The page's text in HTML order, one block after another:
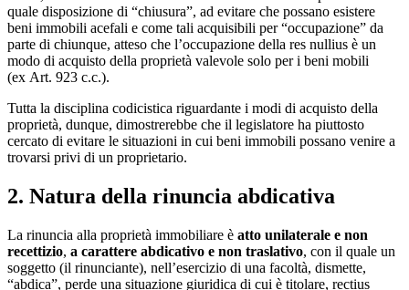
quale disposizione di “chiusura”, ad evitare che possano esistere
beni immobili acefali e come tali acquisibili per “occupazione” da
parte di chiunque, atteso che l’occupazione della res nullius è un
modo di acquisto della proprietà valevole solo per i beni mobili
(ex Art. 923 c.c.).
Tutta la disciplina codicistica riguardante i modi di acquisto della
proprietà, dunque, dimostrerebbe che il legislatore ha piuttosto
cercato di evitare le situazioni in cui beni immobili possano venire a
trovarsi privi di un proprietario.
2. Natura della rinuncia abdicativa
La rinuncia alla proprietà immobiliare è atto unilaterale e non
recettizio, a carattere abdicativo e non traslativo, con il quale un
soggetto (il rinunciante), nell’esercizio di una facoltà, dismette,
“abdica”, perde una situazione giuridica di cui è titolare, rectius